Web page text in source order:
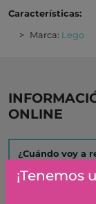
Características:
Marca: Lego
ONLINE
¿Cuándo voy a
¡Tenemos